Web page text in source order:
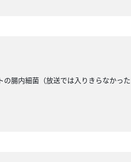
腸内細菌（放送では入りきらなかっ